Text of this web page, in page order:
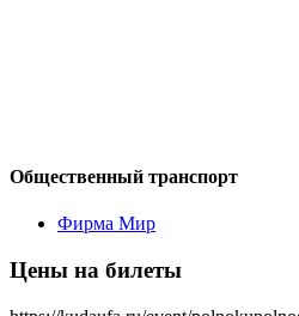
Общественный транспорт
Фирма Мир
Цены на билеты